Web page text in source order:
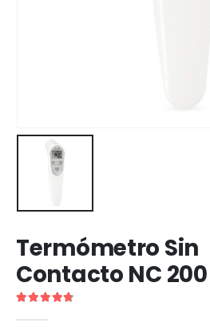
Termómetro Sin
Contacto NC 200